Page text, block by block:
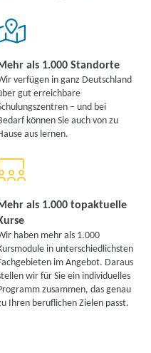
Fortbildungs
Straße 11 - 13,
| Wilhelm-Leuschner-
Fortbildungs
ZweibrückenPartner
Mehr als 1.000 Standorte
verfügen in ganz Deutschland
gut erreichbare
– und bei
können Sie auch von zu
aus lernen.
Mehr als 1.000 topaktuelle
haben mehr als 1.000
in unterschiedlichsten
im Angebot. Daraus
wir für Sie ein individuelles
zusammen, das genau
Ihren beruflichen Zielen passt.